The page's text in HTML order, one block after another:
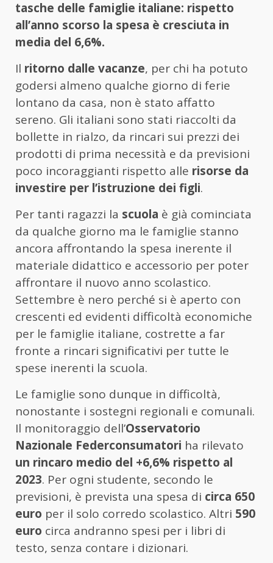
tasche delle famiglie italiane: rispetto
all’anno scorso la spesa è cresciuta in
media del 6,6%.
Il ritorno dalle vacanze, per chi ha potuto
godersi almeno qualche giorno di ferie
lontano da casa, non è stato affatto
sereno. Gli italiani sono stati riaccolti da
bollette in rialzo, da rincari sui prezzi dei
prodotti di prima necessità e da previsioni
poco incoraggianti rispetto alle risorse da
investire per l’istruzione dei figli.
Per tanti ragazzi la scuola è già cominciata
da qualche giorno ma le famiglie stanno
ancora affrontando la spesa inerente il
materiale didattico e accessorio per poter
affrontare il nuovo anno scolastico.
Settembre è nero perché si è aperto con
crescenti ed evidenti difficoltà economiche
per le famiglie italiane, costrette a far
fronte a rincari significativi per tutte le
spese inerenti la scuola.
Le famiglie sono dunque in difficoltà,
nonostante i sostegni regionali e comunali.
Il monitoraggio dell’Osservatorio
Nazionale Federconsumatori ha rilevato
un rincaro medio del +6,6% rispetto al
2023. Per ogni studente, secondo le
previsioni, è prevista una spesa di circa 650
euro per il solo corredo scolastico. Altri 590
euro circa andranno spesi per i libri di
testo, senza contare i dizionari.